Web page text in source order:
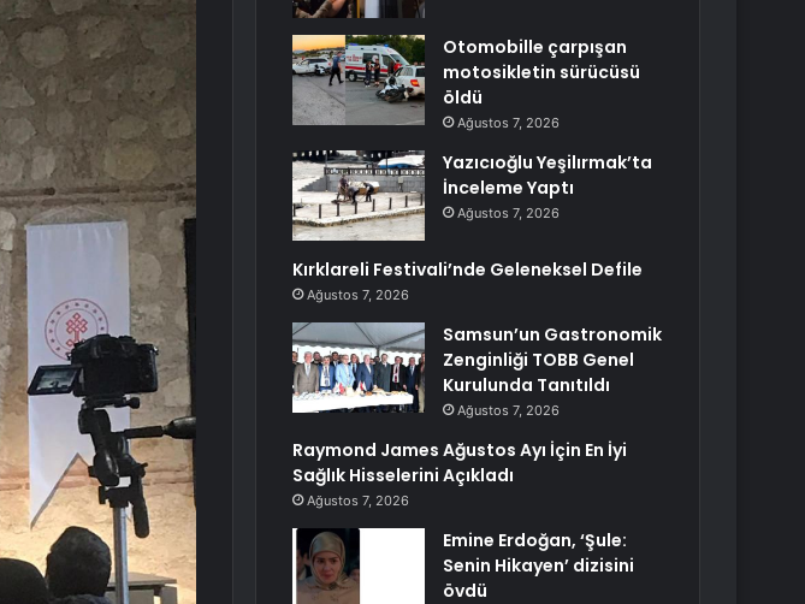
Otomobille çarpışan
motosikletin sürücüsü
öldü
Ağustos 7, 2026
Yazıcıoğlu Yeşilırmak’ta
İnceleme Yaptı
Ağustos 7, 2026
Kırklareli Festivali’nde Geleneksel Defile
Ağustos 7, 2026
Samsun’un Gastronomik
Zenginliği TOBB Genel
Kurulunda Tanıtıldı
Ağustos 7, 2026
Raymond James Ağustos Ayı İçin En İyi
Sağlık Hisselerini Açıkladı
Ağustos 7, 2026
Emine Erdoğan, ‘Şule:
Senin Hikayen’ dizisini
övdü